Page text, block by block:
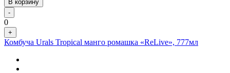
В корзину
-
0
+
Комбуча Urals Tropical манго ромашка «ReLive», 777мл